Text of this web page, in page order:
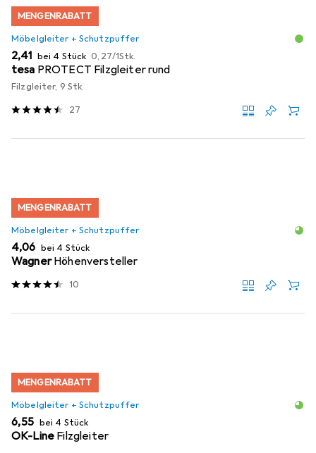
MENGENRABATT
Möbelgleiter + Schutzpuffer
EUR
2,41 bei 4 Stück EUR
0,27/1Stk.
tesa PROTECT Filzgleiter rund
Filzgleiter, 9 Stk.
27
MENGENRABATT
Möbelgleiter + Schutzpuffer
EUR
4,06 bei 4 Stück
Wagner Höhenversteller
10
MENGENRABATT
Möbelgleiter + Schutzpuffer
EUR
6,55 bei 4 Stück
OK-Line Filzgleiter